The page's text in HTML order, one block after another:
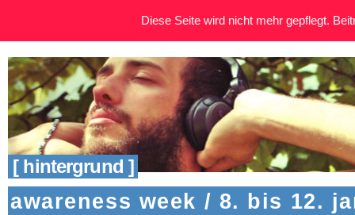
[ hintergrund ]
awareness week / 8. bis 12.
Diese Seite wird nicht mehr gepflegt.